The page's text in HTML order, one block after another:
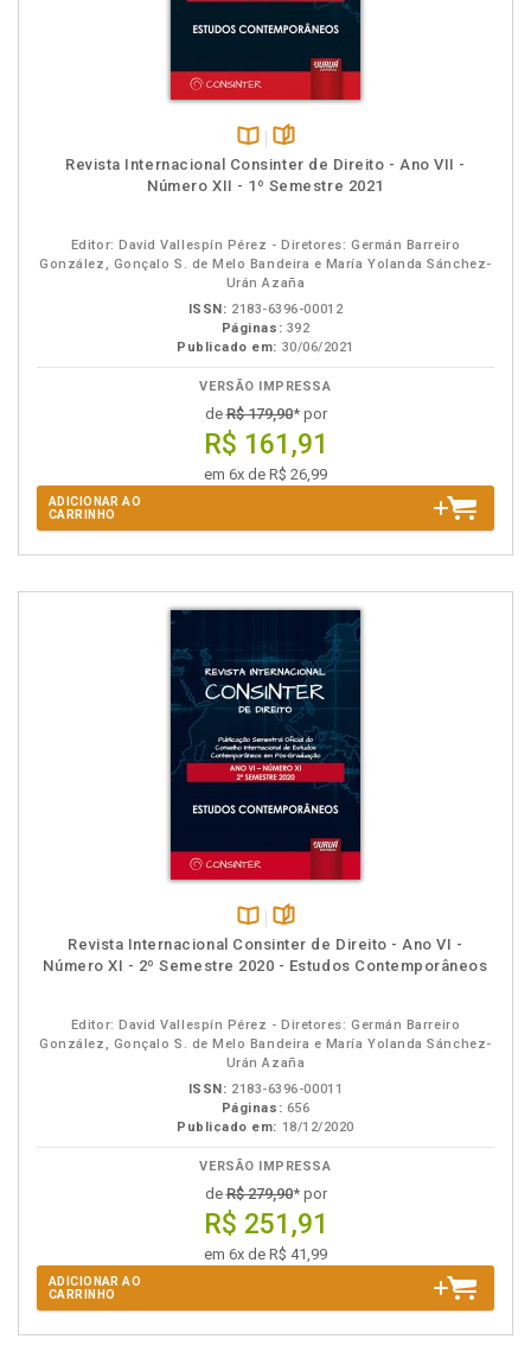
Disponível
na
páginas
Revista Internacional Consinter de Direito - Ano VII -
Número XII - 1º Semestre 2021
Editor: David Vallespín Pérez - Diretores: Germán Barreiro
González, Gonçalo S. de Melo Bandeira e María Yolanda Sánchez-
Urán Azaña
ISSN: 2183-6396-00012
Páginas: 392
Publicado em: 30/06/2021
VERSÃO IMPRESSA
deR$ 179,90* por
R$ 161,91
em 6x de R$ 26,99
ADICIONAR AO
CARRINHO
Disponível
na
páginas
Revista Internacional Consinter de Direito - Ano VI -
Número XI - 2º Semestre 2020 - Estudos Contemporâneos
Editor: David Vallespín Pérez - Diretores: Germán Barreiro
González, Gonçalo S. de Melo Bandeira e María Yolanda Sánchez-
Urán Azaña
ISSN: 2183-6396-00011
Páginas: 656
Publicado em: 18/12/2020
VERSÃO IMPRESSA
deR$ 279,90* por
R$ 251,91
em 6x de R$ 41,99
ADICIONAR AO
CARRINHO